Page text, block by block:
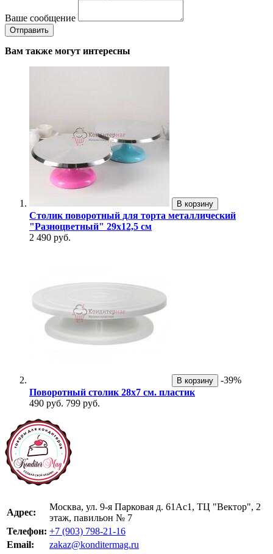
Ваше сообщение
Вам также могут интересны
В корзину
Столик поворотный для торта металлический
"Разноцветный" 29х12,5 см
2 490 руб.
В корзину
-39%
Поворотный столик 28х7 см. пластик
490 руб. 799 руб.
Адрес:
Москва, ул. 9-я Парковая д. 61Ас1, ТЦ "Вектор", 2
этаж, павильон № 7
Телефон: +7 (903) 798-21-16
Email:
zakaz@konditermag.ru